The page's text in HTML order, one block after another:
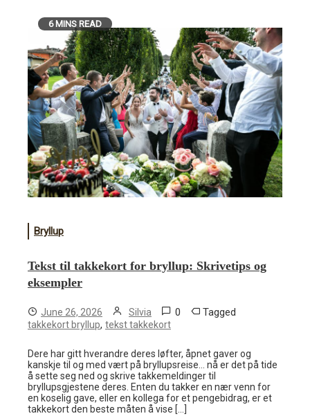
6 MINS READ
Bryllup
Tekst til takkekort for bryllup: Skrivetips og
eksempler
June 26, 2026 Silvia 0 Tagged
takkekort bryllup, tekst takkekort
Dere har gitt hverandre deres løfter, åpnet gaver og
kanskje til og med vært på bryllupsreise… nå er det på tide
å sette seg ned og skrive takkemeldinger til
bryllupsgjestene deres. Enten du takker en nær venn for
en koselig gave, eller en kollega for et pengebidrag, er et
takkekort den beste måten å vise […]